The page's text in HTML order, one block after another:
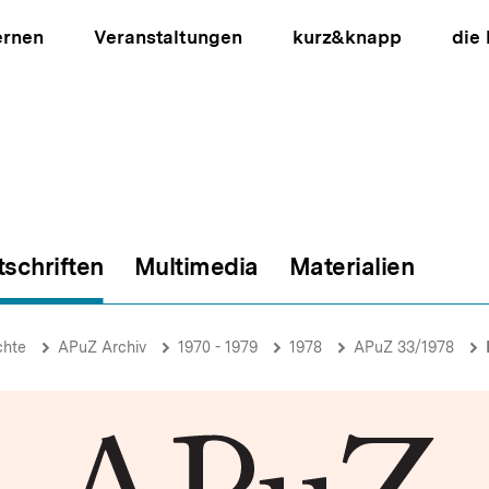
Veranstaltungen kurz&knapp die
Multimedia Materialien
APuZ Archiv 1970 - 1979 1978 APuZ 33/1978